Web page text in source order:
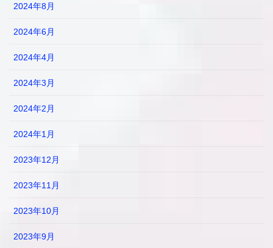
2024年8月
2024年6月
2024年4月
2024年3月
2024年2月
2024年1月
2023年12月
2023年11月
2023年10月
2023年9月